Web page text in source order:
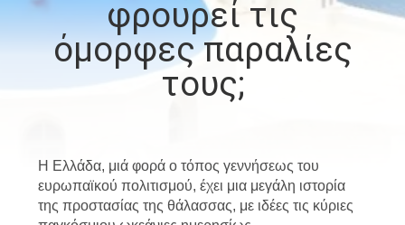
ΕΜΆΣ
ΕΠΙΣΚΈΨΕΙΣ
ΈΛΕΓΧΟΣ
φρουρεί τις
όμορφες παραλίες
τους;
Η Ελλάδα, μιά φορά ο τόπος γεννήσεως του
ευρωπαϊκού πολιτισμού, έχει μια μεγάλη ιστορία
της προστασίας της θάλασσας, με ιδέες τις κύριες